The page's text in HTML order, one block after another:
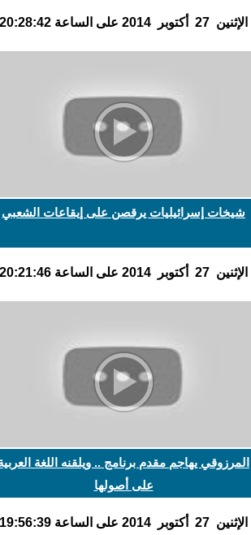
اﻹثنين 27 أكتوبر 2014 على الساعة 20:28:42
شيخات إسرائيليات يرقصن على إيقاعات الشعبي
اﻹثنين 27 أكتوبر 2014 على الساعة 20:21:46
المرزوقي يهاجم مقدم برنامج .. ويلقنه اللغة
على أصولها
اﻹثنين 27 أكتوبر 2014 على الساعة 19:56:39